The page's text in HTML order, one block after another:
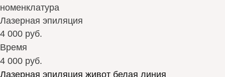
номенклатура
Лазерная эпиляция
4 000 руб.
Время
4 000 руб.
Лазерная эпиляция живот белая линия